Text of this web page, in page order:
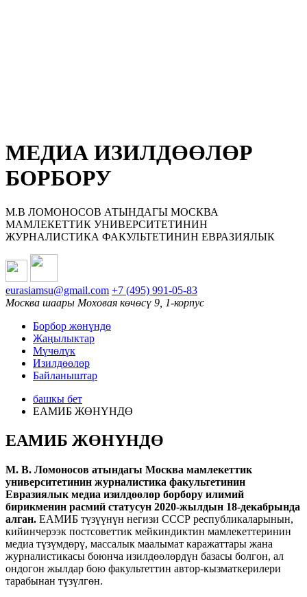
МЕДИА ИЗИЛДӨӨЛӨР
БОРБОРУ
М.В ЛОМОНОСОВ АТЫНДАГЫ МОСКВА
МАМЛЕКЕТТИК УНИВЕРСИТЕТИНИН
ЖУРНАЛИСТИКА ФАКУЛЬТЕТИНИН ЕВРАЗИЯЛЫК
eurasiamsu@gmail.com +7 (495) 991-05-83
Москва шаары Моховая көчөсү 9, 1-корпус
Борбор жөнүндө
Жаңылыктар
Мүчөлүк
Изилдөөлөр
Байланыштар
башкы бет
ЕАМИБ ЖӨНҮНДӨ
ЕАМИБ ЖӨНҮНДӨ
М. В. Ломоносов атындагы Москва мамлекеттик
университетинин журналистика факультетинин
Евразиялык медиа изилдөөлөр борбору илимий
бирикменин расмий статусун 2020-жылдын 18-декабрында
алган. ЕАМИБ түзүүнүн негизи СССР республикаларынын,
кийинчерээк постсоветтик мейкиндиктин мамлекеттеринин
медиа түзүмдөрү, массалык маалымат каражаттары жана
журналистикасы боюнча изилдөөлөрдүн базасы болгон, ал
ондогон жылдар бою факультеттин автор-кызматкерилери
тарабынан түзүлгөн.